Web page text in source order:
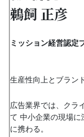
鵜飼 正彦
ミッション経営認定
生産性向上とブラン
広告業界では、クラ
て 中小企業の現場に
に携わる。